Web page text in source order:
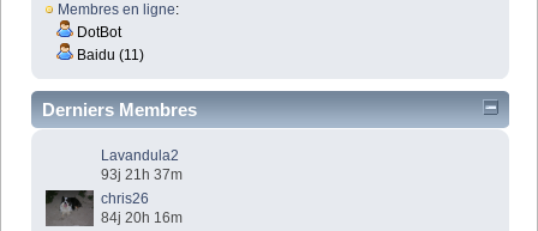
Membres en ligne:
DotBot
Baidu (11)
Derniers Membres
Lavandula2
93j 21h 37m
chris26
84j 20h 16m